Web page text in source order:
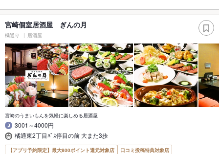
宮崎個室居酒屋 ぎんの月
橘通り 居酒屋
宮崎のうまいもんを気軽に楽しめる居酒屋
3001～4000円
橘通東2丁目ﾊﾞｽ停目の前 大また3歩
【アプリ予約限定】最大800ポイント還元対象店 口コミ投稿特典対象店